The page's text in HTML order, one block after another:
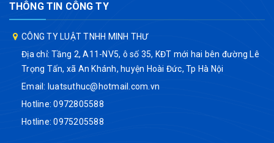
THÔNG TIN CÔNG TY
CÔNG TY LUẬT TNHH MINH THƯ
Địa chỉ: Tầng 2, A11-NV5, ô số 35, KĐT mới hai bên đường Lê
Trọng Tấn, xã An Khánh, huyện Hoài Đức, Tp Hà Nội
Email: luatsuthuc@hotmail.com.vn
Hotline:0972805588
Hotline:0975205588